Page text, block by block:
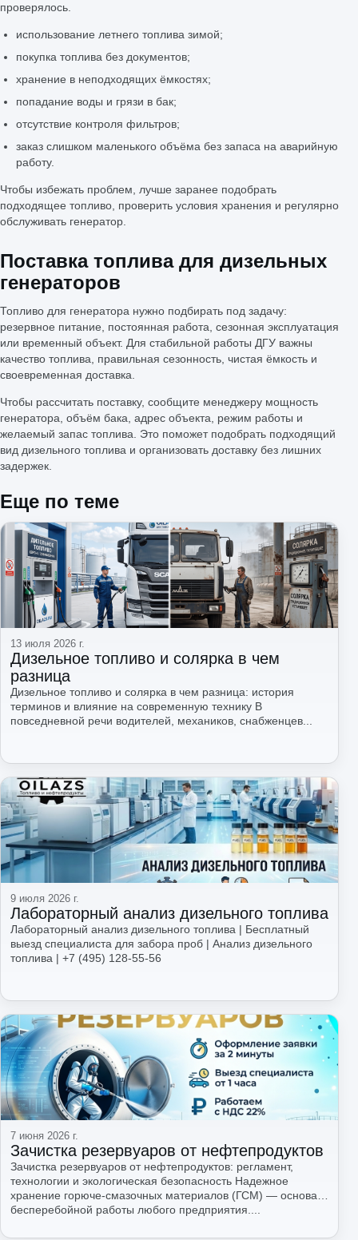
проверялось.
использование летнего топлива зимой;
покупка топлива без документов;
хранение в неподходящих ёмкостях;
попадание воды и грязи в бак;
отсутствие контроля фильтров;
заказ слишком маленького объёма без запаса на аварийную
работу.
Чтобы избежать проблем, лучше заранее подобрать
подходящее топливо, проверить условия хранения и регулярно
обслуживать генератор.
Поставка топлива для дизельных
генераторов
Топливо для генератора нужно подбирать под задачу:
резервное питание, постоянная работа, сезонная эксплуатация
или временный объект. Для стабильной работы ДГУ важны
качество топлива, правильная сезонность, чистая ёмкость и
своевременная доставка.
Чтобы рассчитать поставку, сообщите менеджеру мощность
генератора, объём бака, адрес объекта, режим работы и
желаемый запас топлива. Это поможет подобрать подходящий
вид дизельного топлива и организовать доставку без лишних
задержек.
Еще по теме
13 июля 2026 г.
Дизельное топливо и солярка в чем
разница
Дизельное топливо и солярка в чем разница: история
терминов и влияние на современную технику В
повседневной речи водителей, механиков, снабженцев...
Читать
9 июля 2026 г.
Лабораторный анализ дизельного топлива
Лабораторный анализ дизельного топлива | Бесплатный
выезд специалиста для забора проб | Анализ дизельного
топлива | +7 (495) 128-55-56
Читать
7 июня 2026 г.
Зачистка резервуаров от нефтепродуктов
Зачистка резервуаров от нефтепродуктов: регламент,
технологии и экологическая безопасность Надежное
хранение горюче-смазочных материалов (ГСМ) — основа
бесперебойной работы любого предприятия....